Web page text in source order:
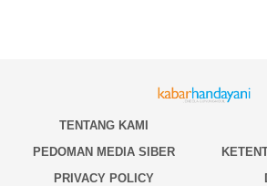
TENTANG KAMI
PEDOMAN MEDIA SIBER
PRIVACY POLICY